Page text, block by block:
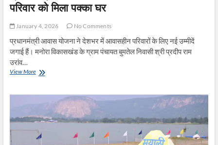
परिवार को मिला पक्का घर
January 4, 2026 No Comments
प्रधानमंत्री आवास योजना ने देशभर में आवासहीन परिवारों के लिए नई उम्मीदें
जगाई हैं। मनोरा विकासखंड के ग्राम पंचायत बुमतेल निवासी श्री प्रदीप राम
उरांव…
View Moreप्रधानमंत्री
से
रूप
से
कमजोर
परिवार